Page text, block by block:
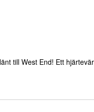
till West End! Ett